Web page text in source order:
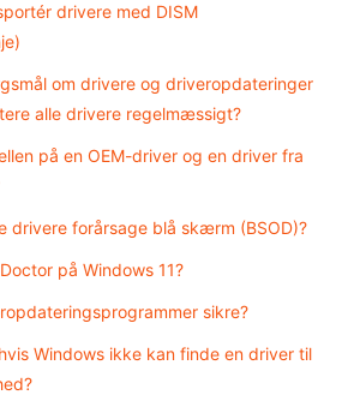
drivere med DISM
om drivere og driveropdateringer
alle drivere regelmæssigt?
på en OEM-driver og en driver fra
drivere forårsage blå skærm (BSOD)?
på Windows 11?
sikre?
Windows ikke kan finde en driver til